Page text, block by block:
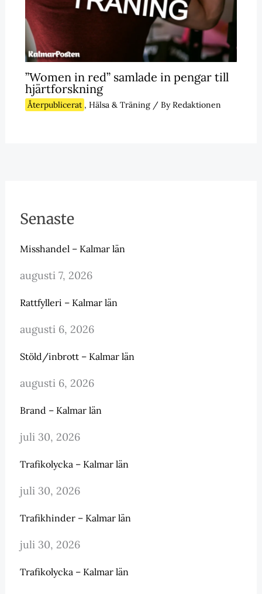
”Women in red” samlade in pengar till
hjärtforskning
Återpublicerat , Hälsa & Träning/ ByRedaktionen
Senaste
Misshandel – Kalmar län
augusti 7, 2026
Rattfylleri – Kalmar län
augusti 6, 2026
Stöld/inbrott – Kalmar län
augusti 6, 2026
Brand – Kalmar län
juli 30, 2026
Trafikolycka – Kalmar län
juli 30, 2026
Trafikhinder – Kalmar län
juli 30, 2026
Trafikolycka – Kalmar län